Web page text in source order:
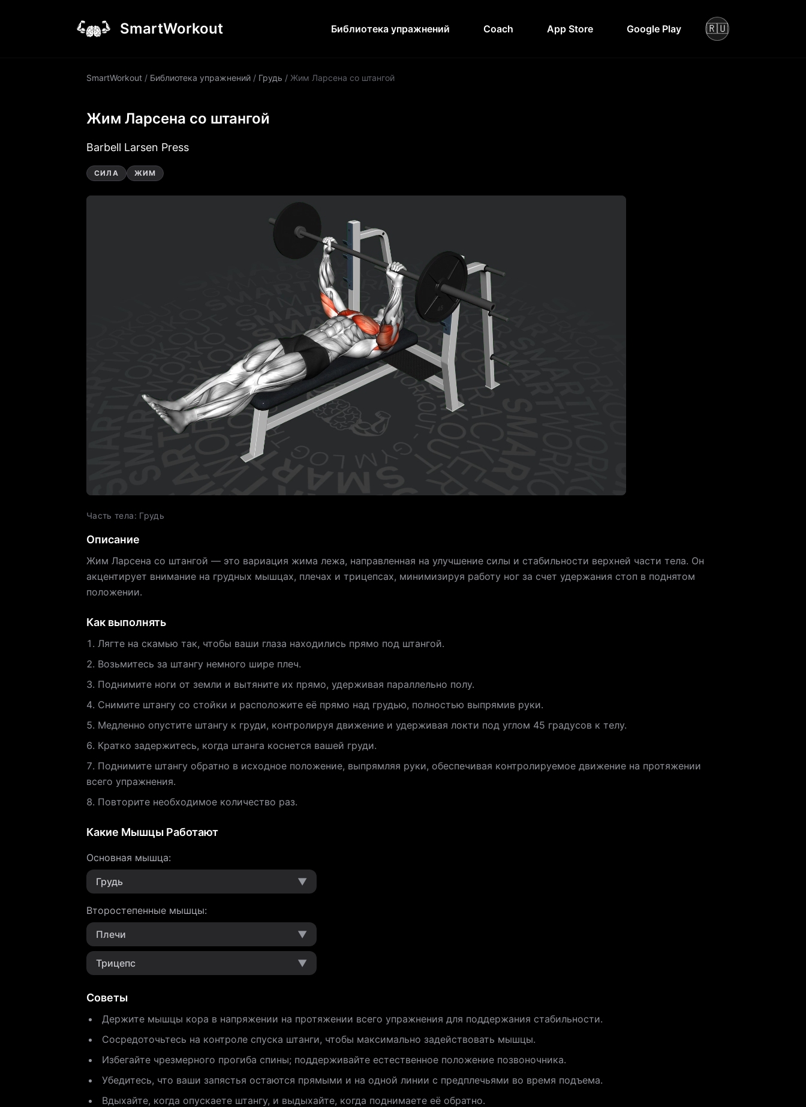
SmartWorkout Библиотека упражнений Coach App Store Google Play 🇷🇺
SmartWorkout / Библиотека упражнений / Грудь / Жим Ларсена со штангой
Жим Ларсена со штангой
Barbell Larsen Press
СИЛА ЖИМ
Часть тела: Грудь
Описание
Жим Ларсена со штангой — это вариация жима лежа, направленная на улучшение силы и стабильности верхней части тела. Он
акцентирует внимание на грудных мышцах, плечах и трицепсах, минимизируя работу ног за счет удержания стоп в поднятом
положении.
Как выполнять
Лягте на скамью так, чтобы ваши глаза находились прямо под штангой.
Возьмитесь за штангу немного шире плеч.
Поднимите ноги от земли и вытяните их прямо, удерживая параллельно полу.
Снимите штангу со стойки и расположите её прямо над грудью, полностью выпрямив руки.
Медленно опустите штангу к груди, контролируя движение и удерживая локти под углом 45 градусов к телу.
Кратко задержитесь, когда штанга коснется вашей груди.
Поднимите штангу обратно в исходное положение, выпрямляя руки, обеспечивая контролируемое движение на протяжении
всего упражнения.
Повторите необходимое количество раз.
Какие Мышцы Работают
Основная мышца:
Грудь
▼
Второстепенные мышцы:
Плечи
▼
Трицепс ▼
Советы
Держите мышцы кора в напряжении на протяжении всего упражнения для поддержания стабильности.
Сосредоточьтесь на контроле спуска штанги, чтобы максимально задействовать мышцы.
Избегайте чрезмерного прогиба спины; поддерживайте естественное положение позвоночника.
Убедитесь, что ваши запястья остаются прямыми и на одной линии с предплечьями во время подъема.
Вдыхайте, когда опускаете штангу, и выдыхайте, когда поднимаете её обратно.